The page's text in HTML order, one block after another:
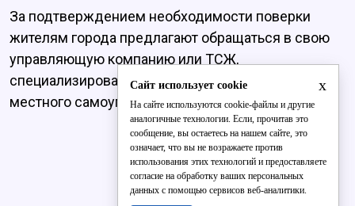
За подтверждением необходимости поверки
жителям города предлагают обращаться в свою
управляющую компанию или ТСЖ,
специализированную организацию или в органы
местного самоуправления.
x
Сайт использует cookie
На сайте используются cookie-файлы и другие
аналогичные технологии. Если, прочитав это
сообщение, вы остаетесь на нашем сайте, это
означает, что вы не возражаете против
использования этих технологий и предоставляете
согласие на обработку ваших персональных
данных с помощью сервисов веб-аналитики.